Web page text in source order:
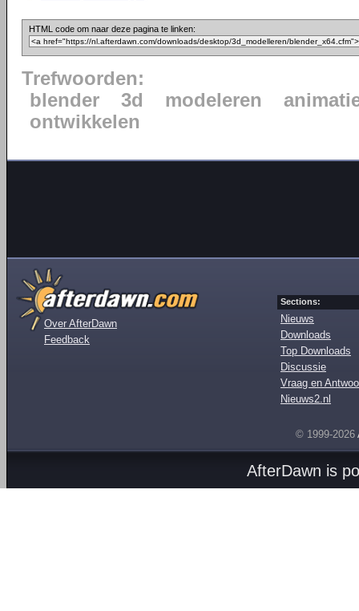
HTML code om naar deze pagina te linken:
Trefwoorden:
blender
3d modeleren
ontwikkelen
Over AfterDawn
Feedback
Sections:
Nieuws
Downloads
Top Downloads
Discussie
Vraag en
Nieuws2.nl
© 1999-2026
AfterDawn is